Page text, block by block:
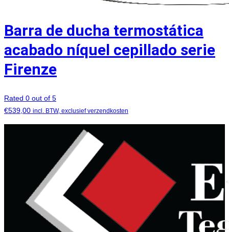
Barra de ducha termostática
acabado níquel cepillado serie
Firenze
Rated 0 out of 5
€539,00 incl. BTW, exclusief verzendkosten